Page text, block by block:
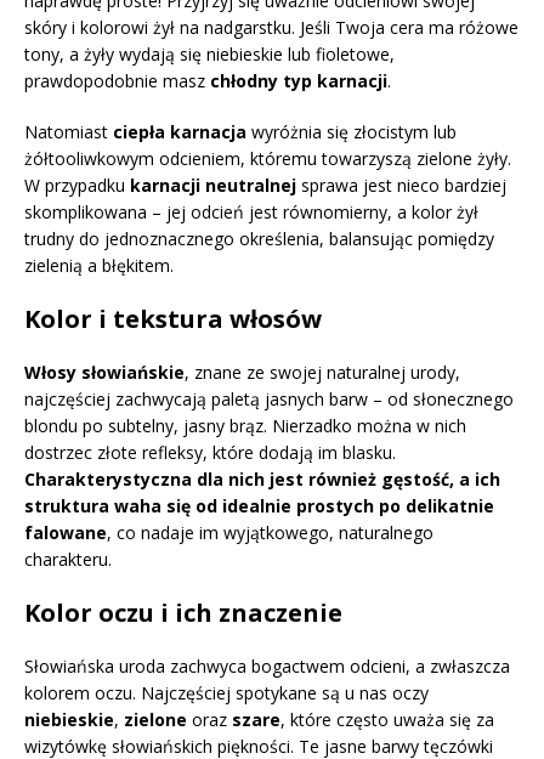
skóry i kolorowi żył na nadgarstku. Jeśli Twoja cera ma różowe
tony, a żyły wydają się niebieskie lub fioletowe,
prawdopodobnie masz chłodny typ karnacji.
Natomiast ciepła karnacja wyróżnia się złocistym lub
żółtooliwkowym odcieniem, któremu towarzyszą zielone żyły.
W przypadku karnacji neutralnej sprawa jest nieco bardziej
skomplikowana – jej odcień jest równomierny, a kolor żył
trudny do jednoznacznego określenia, balansując pomiędzy
zielenią a błękitem.
Kolor i tekstura włosów
Włosy słowiańskie, znane ze swojej naturalnej urody,
najczęściej zachwycają paletą jasnych barw – od słonecznego
blondu po subtelny, jasny brąz. Nierzadko można w nich
dostrzec złote refleksy, które dodają im blasku.
Charakterystyczna dla nich jest również gęstość, a ich
struktura waha się od idealnie prostych po delikatnie
falowane, co nadaje im wyjątkowego, naturalnego
charakteru.
Kolor oczu i ich znaczenie
Słowiańska uroda zachwyca bogactwem odcieni, a zwłaszcza
kolorem oczu. Najczęściej spotykane są u nas oczy
niebieskie, zielone oraz szare, które często uważa się za
wizytówkę słowiańskich piękności. Te jasne barwy tęczówki